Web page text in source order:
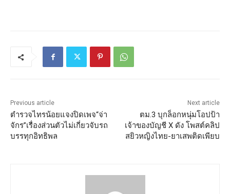
Previous article
ตำรวจไทรน้อยแจงปิดเพจ“จ่า
จักร”เรื่องส่วนตัวไม่เกี่ยวจับรถ
บรรทุกอิทธิพล
Next article
ตม.3 บุกล็อกหนุ่มโอปป้า
เจ้าของบัญชี X ดัง โพสต์คลิป
สยิวหญิงไทย-ยาเสพติดเพียบ